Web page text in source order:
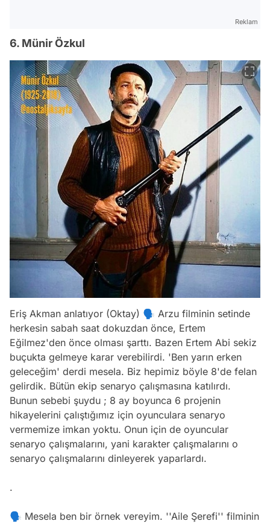
Reklam
6. Münir Özkul
Eriş Akman anlatıyor (Oktay) 🗣 Arzu filminin setinde
herkesin sabah saat dokuzdan önce, Ertem
Eğilmez'den önce olması şarttı. Bazen Ertem Abi sekiz
buçukta gelmeye karar verebilirdi. 'Ben yarın erken
geleceğim' derdi mesela. Biz hepimiz böyle 8'de felan
gelirdik. Bütün ekip senaryo çalışmasına katılırdı.
Bunun sebebi şuydu ; 8 ay boyunca 6 projenin
hikayelerini çalıştığımız için oyunculara senaryo
vermemize imkan yoktu. Onun için de oyuncular
senaryo çalışmalarını, yani karakter çalışmalarını o
senaryo çalışmalarını dinleyerek yaparlardı.
.
🗣 Mesela ben bir örnek vereyim. ''Aile Şerefi'' filminin